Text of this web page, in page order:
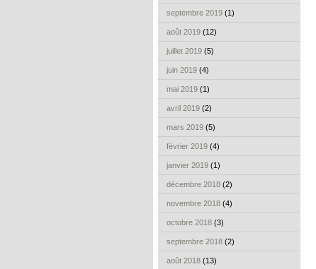
septembre 2019 (1)
août 2019 (12)
juillet 2019 (5)
juin 2019 (4)
mai 2019 (1)
avril 2019 (2)
mars 2019 (5)
février 2019 (4)
janvier 2019 (1)
décembre 2018 (2)
novembre 2018 (4)
octobre 2018 (3)
septembre 2018 (2)
août 2018 (13)